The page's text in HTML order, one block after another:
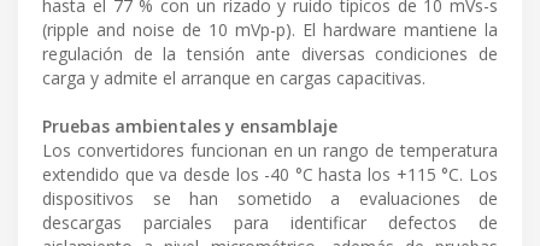
hasta el 77 % con un rizado y ruido típicos de 10 mVs-s
(ripple and noise de 10 mVp-p). El hardware mantiene la
regulación de la tensión ante diversas condiciones de
carga y admite el arranque en cargas capacitivas.
Pruebas ambientales y ensamblaje
Los convertidores funcionan en un rango de temperatura
extendido que va desde los -40 °C hasta los +115 °C. Los
dispositivos se han sometido a evaluaciones de
descargas parciales para identificar defectos de